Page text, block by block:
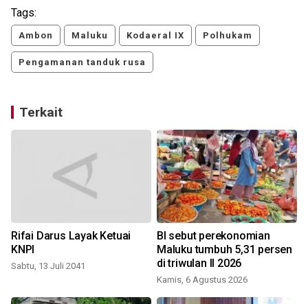
Tags:
Ambon Maluku Kodaeral IX Polhukam
Pengamanan tanduk rusa
Terkait
Rifai Darus Layak Ketuai
KNPI
Sabtu, 13 Juli 2041
BI sebut perekonomian
Maluku tumbuh 5,31 persen
di triwulan II 2026
Kamis, 6 Agustus 2026